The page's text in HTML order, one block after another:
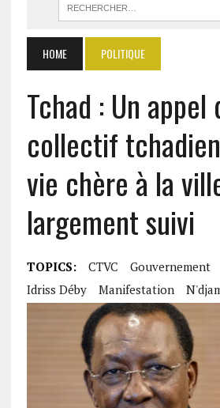
HOME POLITIQUE
Tchad : Un appel
collectif
vie chère à la
largement suivi
TOPICS: CTVC Gouvernement
Idriss Déby
Manifestation